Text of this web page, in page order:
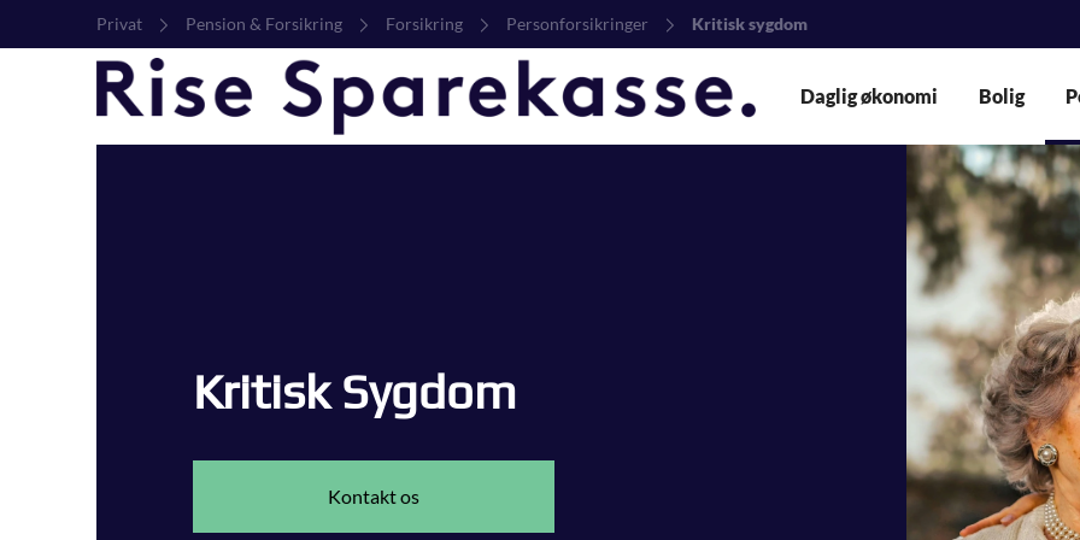
Privat Pension & Forsikring Forsikring Personforsikringer Kritisk sygdom
Daglig økonomi Bolig
Kritisk Sygdom
Kontakt os